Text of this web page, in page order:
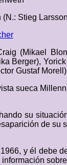
Stieg
(Mikael
Berger),
Gustaf
sueca
su
de
y él debe